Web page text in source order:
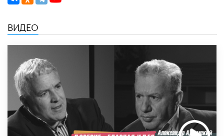
ВИДЕО